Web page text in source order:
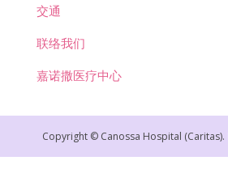
交通
联络我们
嘉诺撒医疗中心
Copyright © Canossa Hospital (Caritas).